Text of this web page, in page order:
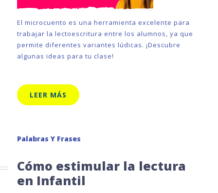
El microcuento es una herramienta excelente para
trabajar la lectoescritura entre los alumnos, ya que
permite diferentes variantes lúdicas. ¡Descubre
algunas ideas para tu clase!
LEER MÁS
Palabras Y Frases
Cómo estimular la lectura
en Infantil